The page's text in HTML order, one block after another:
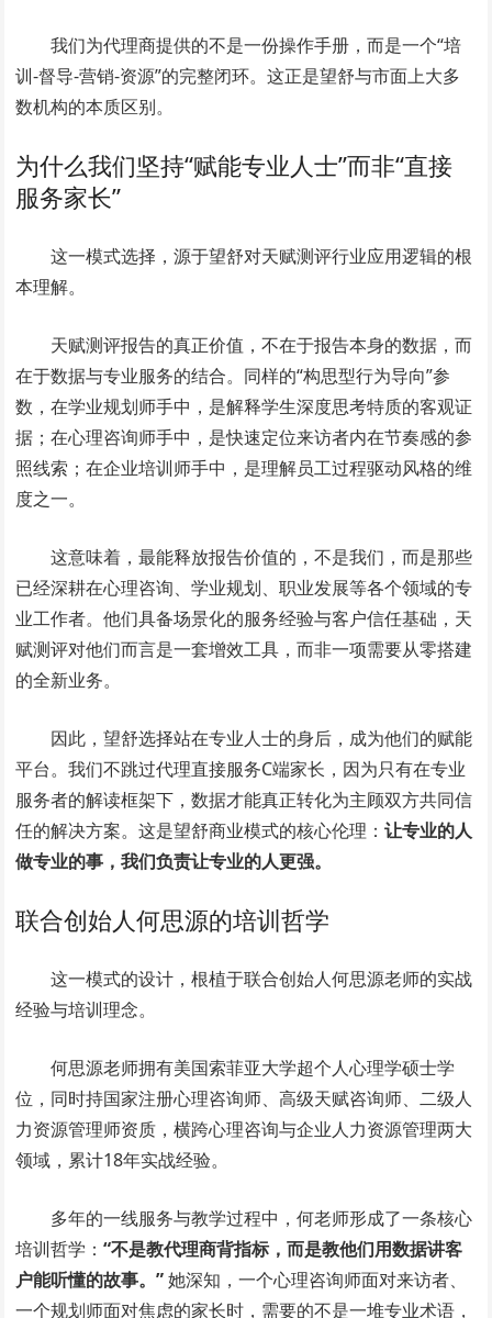
我们为代理商提供的不是一份操作手册，而是一个“培
训-督导-营销-资源”的完整闭环。这正是望舒与市面上大多
数机构的本质区别。
为什么我们坚持“赋能专业人士”而非“直接
服务家长”
这一模式选择，源于望舒对天赋测评行业应用逻辑的根
本理解。
天赋测评报告的真正价值，不在于报告本身的数据，而
在于数据与专业服务的结合。同样的“构思型行为导向”参
数，在学业规划师手中，是解释学生深度思考特质的客观证
据；在心理咨询师手中，是快速定位来访者内在节奏感的参
照线索；在企业培训师手中，是理解员工过程驱动风格的维
度之一。
这意味着，最能释放报告价值的，不是我们，而是那些
已经深耕在心理咨询、学业规划、职业发展等各个领域的专
业工作者。他们具备场景化的服务经验与客户信任基础，天
赋测评对他们而言是一套增效工具，而非一项需要从零搭建
的全新业务。
因此，望舒选择站在专业人士的身后，成为他们的赋能
平台。我们不跳过代理直接服务C端家长，因为只有在专业
服务者的解读框架下，数据才能真正转化为主顾双方共同信
任的解决方案。这是望舒商业模式的核心伦理：让专业的人
做专业的事，我们负责让专业的人更强。
联合创始人何思源的培训哲学
这一模式的设计，根植于联合创始人何思源老师的实战
经验与培训理念。
何思源老师拥有美国索菲亚大学超个人心理学硕士学
位，同时持国家注册心理咨询师、高级天赋咨询师、二级人
力资源管理师资质，横跨心理咨询与企业人力资源管理两大
领域，累计18年实战经验。
多年的一线服务与教学过程中，何老师形成了一条核心
培训哲学：“不是教代理商背指标，而是教他们用数据讲客
户能听懂的故事。”她深知，一个心理咨询师面对来访者、
一个规划师面对焦虑的家长时，需要的不是一堆专业术语，